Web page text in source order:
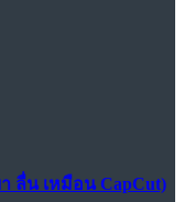
ลื่น เหมือน CapCut)